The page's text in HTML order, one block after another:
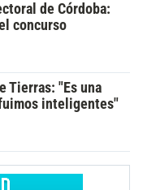
de Córdoba:
concurso
Tierras: "Es una
inteligentes"